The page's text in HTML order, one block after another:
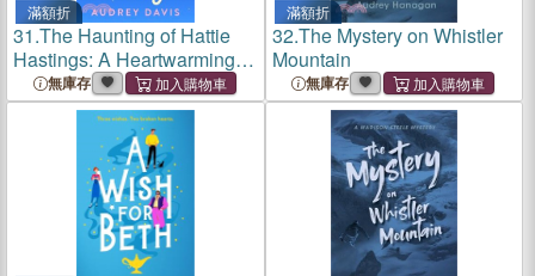
滿額折
31.The Haunting of Hattie
Hastings: A Heartwarming
Romantic Comedy with a
Ghostly Twist.
無庫存
滿額折
32.The Mystery on Whistler
Mountain
無庫存